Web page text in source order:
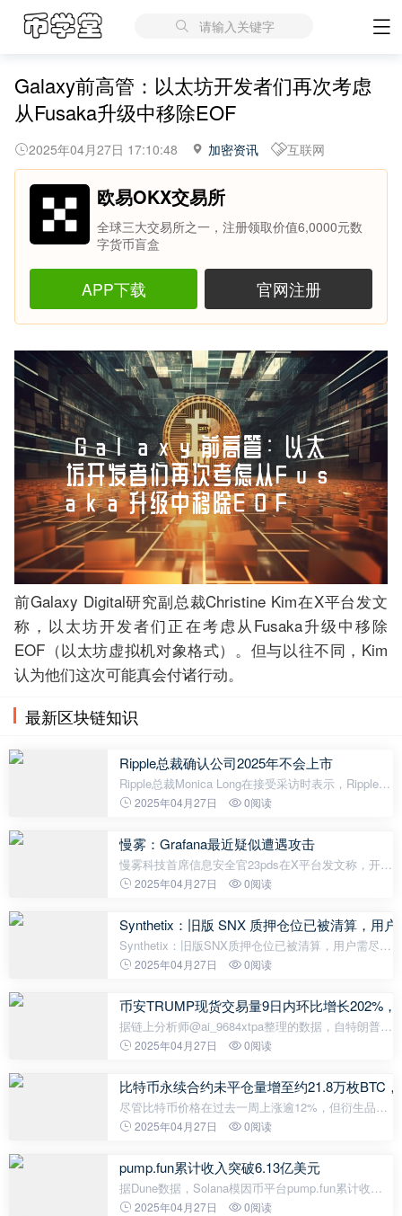
请输入关键字
Galaxy前高管：以太坊开发者们再次考虑
从Fusaka升级中移除EOF
2025年04月27日 17:10:48 加密资讯 互联网
欧易OKX交易所
全球三大交易所之一，注册领取价值6,0000元数
字货币盲盒
APP下载 官网注册
前Galaxy Digital研究副总裁Christine Kim在X平台发文
称，以太坊开发者们正在考虑从Fusaka升级中移除
EOF（以太坊虚拟机对象格式）。但与以往不同，Kim
认为他们这次可能真会付诸行动。
最新区块链知识
Ripple总裁确认公司2025年不会上市
Ripple总裁Monica Long在接受采访时表示，Ripple在
2025年没有上市计划。Long指出，公司现金储备充
CEOBradGarlinghouse也支持这一决定。此前，Rip
2025年04月27日 0阅读
慢雾：Grafana最近疑似遭遇攻击
慢雾科技首席信息安全官23pds在X平台发文称，开源
数据可视化工具Grafana最近疑似被攻击，攻击者使
进行了攻击。这个工作流程有一个
2025年04月27日 0阅读
Synthetix：旧版 SNX 质押仓位已被清算，用
Synthetix：旧版SNX质押仓位已被清算，用户需尽快
迁移 据Synthetix官方消息，根据SCCP-403提案，
求用户迁移至新的420质押池。 对于
2025年04月27日 0阅读
币安TRUMP现货交易量9日内环比增长202%，
据链上分析师@ai_9684xtpa整理的数据，自特朗普
TRUMP晚宴计划宣布以来，短短九天，币安TRUMP
易量7469万枚代币，交易额高达9.4亿美元；币
2025年04月27日 0阅读
比特币永续合约未平仓量增至约21.8万枚BTC
尽管比特币价格在过去一周上涨逾12%，但衍生品市
场数据显示出短期看跌情绪。​Glassnode数据显示，
增至约218,000 BTC，较3月初增长1
2025年04月27日 0阅读
pump.fun累计收入突破6.13亿美元
据Dune数据，Solana模因币平台pump.fun累计收入
已达613,211,624美元。
2025年04月27日 0阅读